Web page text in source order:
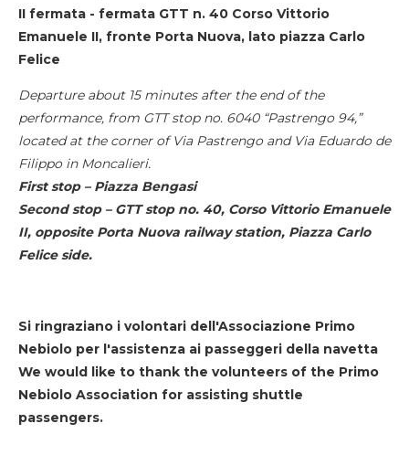
II fermata - fermata GTT n. 40 Corso Vittorio
Emanuele II, fronte Porta Nuova, lato piazza Carlo
Felice
Departure about 15 minutes after the end of the
performance, from GTT stop no. 6040 “Pastrengo 94,”
located at the corner of Via Pastrengo and Via Eduardo de
Filippo in Moncalieri.
First stop – Piazza Bengasi
Second stop – GTT stop no. 40, Corso Vittorio Emanuele
II, opposite Porta Nuova railway station, Piazza Carlo
Felice side.
Si ringraziano i volontari dell'Associazione Primo
Nebiolo per l'assistenza ai passeggeri della navetta
We would like to thank the volunteers of the Primo
Nebiolo Association for assisting shuttle
passengers.